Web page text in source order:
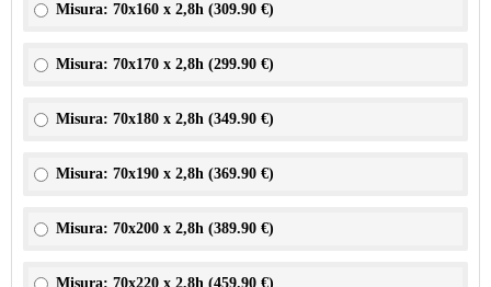
Misura: 70x160 x 2,8h (309.90 €)
Misura: 70x170 x 2,8h (299.90 €)
Misura: 70x180 x 2,8h (349.90 €)
Misura: 70x190 x 2,8h (369.90 €)
Misura: 70x200 x 2,8h (389.90 €)
Misura: 70x220 x 2,8h (459.90 €)